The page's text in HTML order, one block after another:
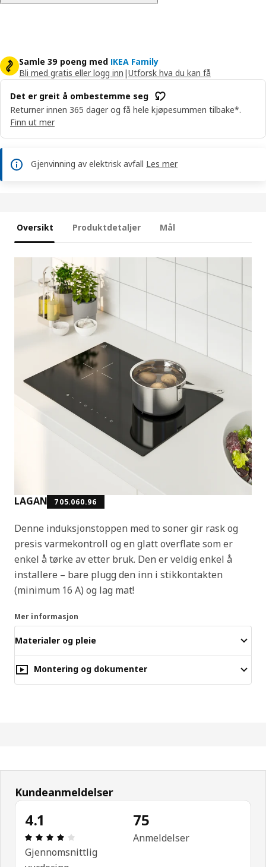
Samle 39 poeng med IKEA Family
Bli med gratis eller logg inn |Utforsk hva du kan få
Det er greit å ombestemme seg
Returner innen 365 dager og få hele kjøpesummen tilbake*.
Finn ut mer
Gjenvinning av elektrisk avfall Les mer
Oversikt Produktdetaljer Mål
LAGAN 705.060.96
Denne induksjonstoppen med to soner gir rask og
presis varmekontroll og en glatt overflate som er
enkel å tørke av etter bruk. Den er veldig enkel å
installere – bare plugg den inn i stikkontakten
(minimum 16 A) og lag mat!
Mer informasjon
Materialer og pleie
Montering og dokumenter
Kundeanmeldelser
4.1
Produktomtale: 4.1 ingen kundevurdering 5
Gjennomsnittlig
75
Anmeldelser